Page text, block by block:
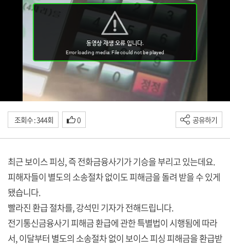
조회수 : 344회 0 공유하기
최근 보이스 피싱, 즉 전화금융사기가 기승을 부리고 있는데요.
피해자들이 별도의 소송절차 없이도 피해금을 돌려 받을 수 있게
됐습니다.
빨라진 환급 절차를, 강석민 기자가 전해드립니다.
전기통신금융사기 피해금 환급에 관한 특별법이 시행됨에 따라
서, 이달부터 별도의 소송절차 없이 보이스 피싱 피해금을 환급받